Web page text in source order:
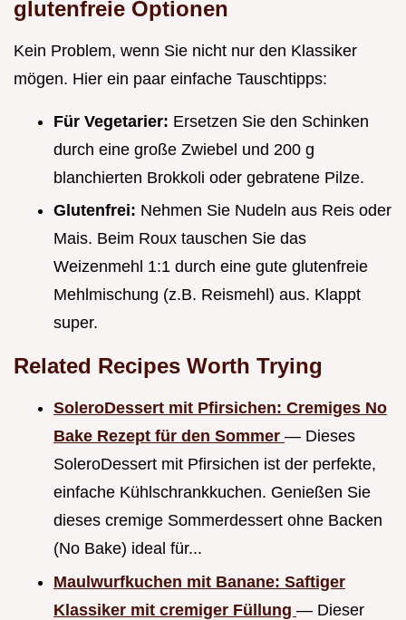
glutenfreie Optionen
Kein Problem, wenn Sie nicht nur den Klassiker
mögen. Hier ein paar einfache Tauschtipps:
Für Vegetarier: Ersetzen Sie den Schinken
durch eine große Zwiebel und 200 g
blanchierten Brokkoli oder gebratene Pilze.
Glutenfrei: Nehmen Sie Nudeln aus Reis oder
Mais. Beim Roux tauschen Sie das
Weizenmehl 1:1 durch eine gute glutenfreie
Mehlmischung (z.B. Reismehl) aus. Klappt
super.
Related Recipes Worth Trying
SoleroDessert mit Pfirsichen: Cremiges No
Bake Rezept für den Sommer — Dieses
SoleroDessert mit Pfirsichen ist der perfekte,
einfache Kühlschrankkuchen. Genießen Sie
dieses cremige Sommerdessert ohne Backen
(No Bake) ideal für...
Maulwurfkuchen mit Banane: Saftiger
Klassiker mit cremiger Füllung — Dieser